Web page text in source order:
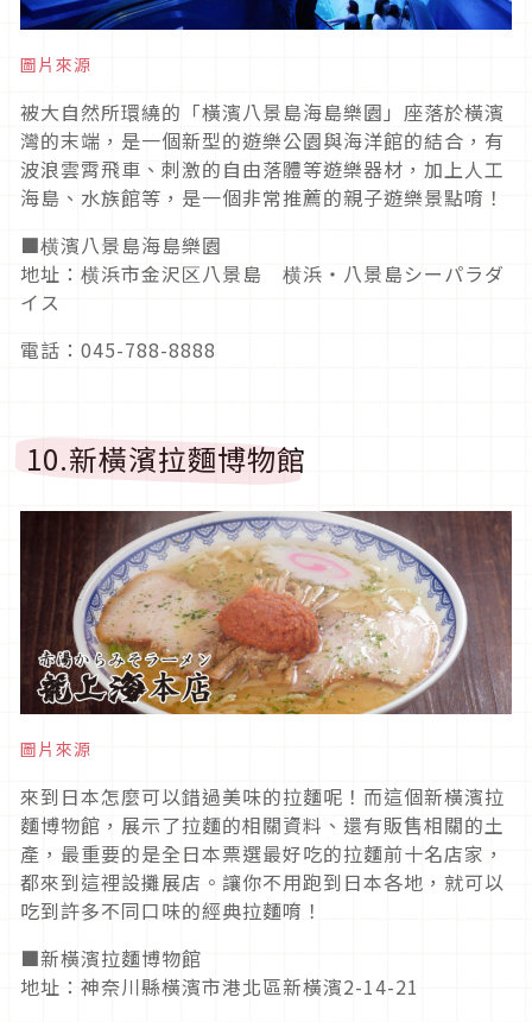
圖片來源
被大自然所環繞的「橫濱八景島海島樂園」座落於橫濱
灣的末端，是一個新型的遊樂公園與海洋館的結合，有
波浪雲霄飛車、刺激的自由落體等遊樂器材，加上人工
海島、水族館等，是一個非常推薦的親子遊樂景點唷！
■横濱八景島海島樂園
地址：横浜市金沢区八景島 横浜・八景島シーパラダ
イス
電話：045-788-8888
10.新橫濱拉麵博物館
圖片來源
來到日本怎麼可以錯過美味的拉麵呢！而這個新橫濱拉
麵博物館，展示了拉麵的相關資料、還有販售相關的土
產，最重要的是全日本票選最好吃的拉麵前十名店家，
都來到這裡設攤展店。讓你不用跑到日本各地，就可以
吃到許多不同口味的經典拉麵唷！
■新橫濱拉麵博物館
地址：神奈川縣橫濱市港北區新橫濱2-14-21